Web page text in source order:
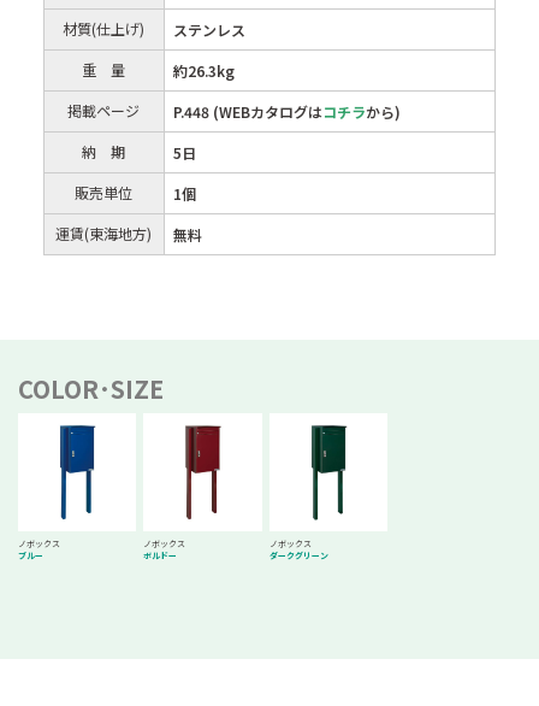
材質(仕上げ)
ステンレス
重 量
約26.3kg
掲載ページ
P.448 (WEBカタログはコチラから)
納 期
5日
販売単位
1個
運賃(東海地方)
無料
COLOR･SIZE
ノボックス
ブルー
ノボックス
ボルドー
ノボックス
ダークグリーン